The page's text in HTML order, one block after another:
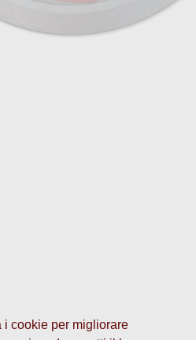
i cookie per migliorare